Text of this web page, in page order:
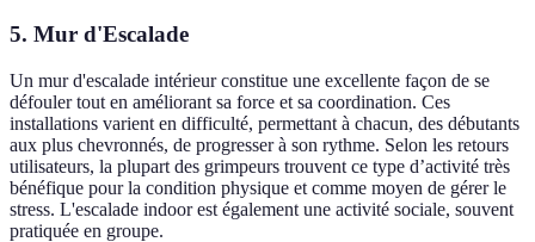
5. Mur d'Escalade
Un mur d'escalade intérieur constitue une excellente façon de se
défouler tout en améliorant sa force et sa coordination. Ces
installations varient en difficulté, permettant à chacun, des débutants
aux plus chevronnés, de progresser à son rythme. Selon les retours
utilisateurs, la plupart des grimpeurs trouvent ce type d’activité très
bénéfique pour la condition physique et comme moyen de gérer le
stress. L'escalade indoor est également une activité sociale, souvent
pratiquée en groupe.